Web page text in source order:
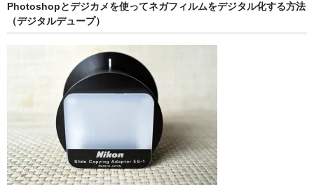
Photoshopとデジカメを使ってネガフィルムをデジタル化する方法
（デジタルデュープ）